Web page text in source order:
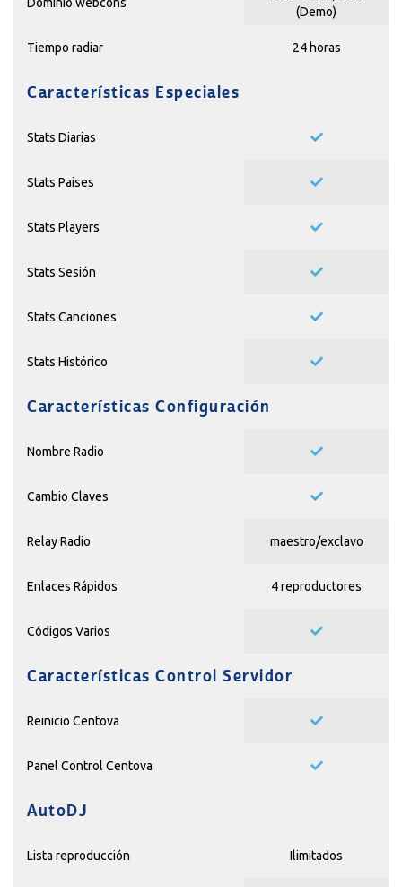
(Demo)
Tiempo radiar 24 horas
Características Especiales
Stats Diarias
Stats Paises
Stats Players
Stats Sesión
Stats Canciones
Stats Histórico
Características Configuración
Nombre Radio
Cambio Claves
Relay Radio maestro/exclavo
Enlaces Rápidos 4 reproductores
Códigos Varios
Características Control Servidor
Reinicio Centova
Panel Control Centova
AutoDJ
Lista reproducción Ilimitados